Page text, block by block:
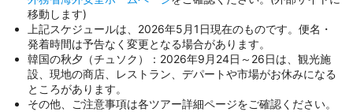
移動します)
上記スケジュールは、2026年5月1日現在のものです。便名・
発着時間は予告なく変更となる場合があります。
韓国の秋夕（チュソク）：2026年9月24日～26日は、観光施
設、現地の商店、レストラン、デパートや市場がお休みになる
ところがあります。
その他、ご注意事項は各ツアー詳細ページをご確認ください。